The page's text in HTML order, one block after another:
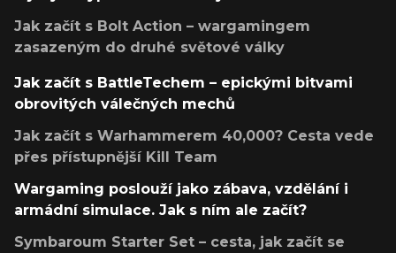
Jak začít s Bolt Action – wargamingem
zasazeným do druhé světové války
Jak začít s BattleTechem – epickými bitvami
obrovitých válečných mechů
Jak začít s Warhammerem 40,000? Cesta vede
přes přístupnější Kill Team
Wargaming poslouží jako zábava, vzdělání i
armádní simulace. Jak s ním ale začít?
Symbaroum Starter Set – cesta, jak začít se